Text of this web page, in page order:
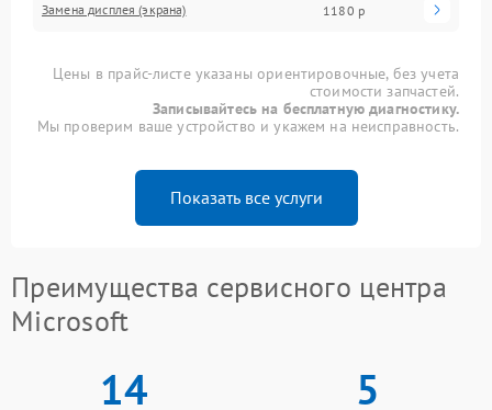
Замена дисплея (экрана) 1180 р
Цены в прайс-листе указаны ориентировочные, без учета
стоимости запчастей.
Записывайтесь на бесплатную диагностику.
Мы проверим ваше устройство и укажем на неисправность.
Показать все услуги
Преимущества сервисного центра
Microsoft
14 5